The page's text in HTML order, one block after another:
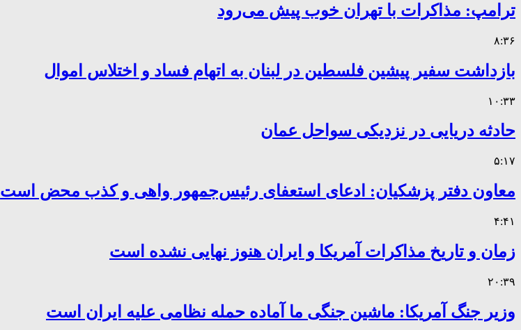
ترامپ: مذاکرات با تهران خوب پیش می‌رود
۸:۳۶
بازداشت سفیر پیشین فلسطین در لبنان به اتهام فساد و اختلاس اموال
۱۰:۳۳
حادثه دریایی در نزدیکی سواحل عمان
۵:۱۷
معاون دفتر پزشکیان: ادعای استعفای رئیس‌جمهور واهی و کذب محض است
۴:۴۱
زمان و تاریخ مذاکرات آمریکا و ایران هنوز نهایی نشده است
۲۰:۳۹
وزیر جنگ آمریکا: ماشین جنگی ما آماده حمله نظامی علیه ایران است